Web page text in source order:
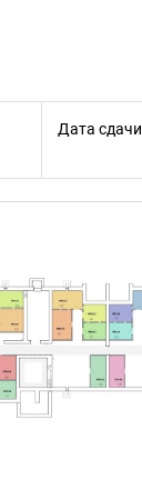
Дата сдачи